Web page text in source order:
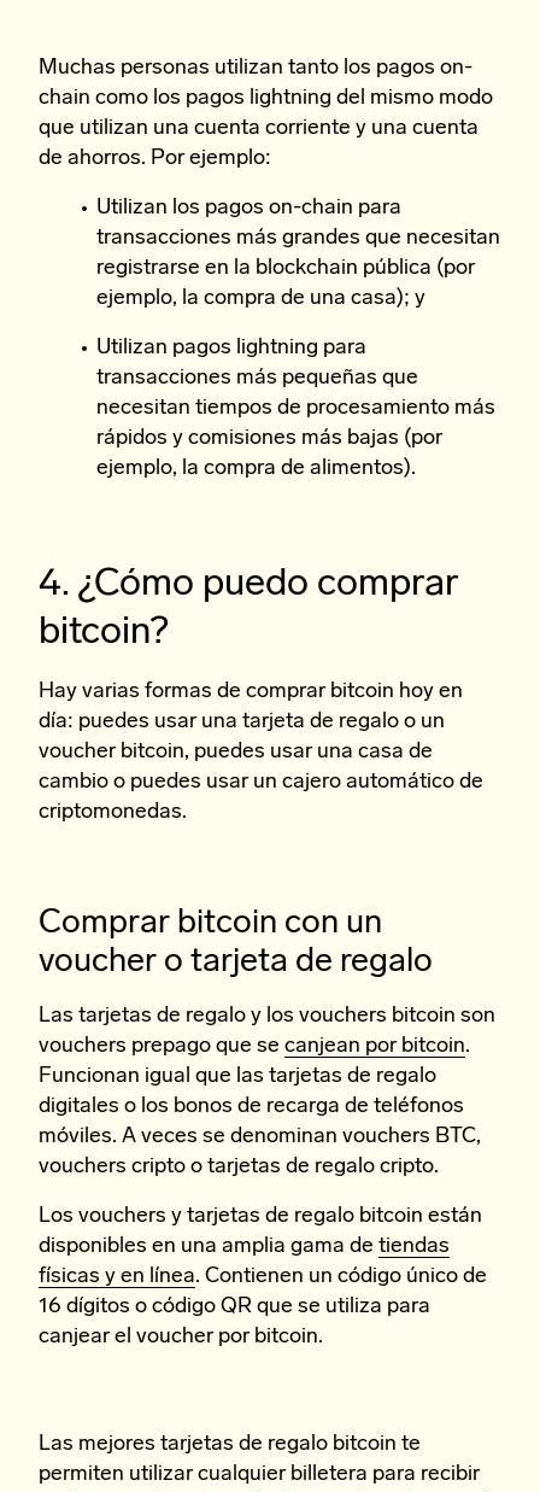
Muchas personas utilizan tanto los pagos on-
chain como los pagos lightning del mismo modo
que utilizan una cuenta corriente y una cuenta
de ahorros. Por ejemplo:
Utilizan los pagos on-chain para
transacciones más grandes que necesitan
registrarse en la blockchain pública (por
ejemplo, la compra de una casa); y
Utilizan pagos lightning para
transacciones más pequeñas que
necesitan tiempos de procesamiento más
rápidos y comisiones más bajas (por
ejemplo, la compra de alimentos).
4. ¿Cómo puedo comprar
bitcoin?
Hay varias formas de comprar bitcoin hoy en
día: puedes usar una tarjeta de regalo o un
voucher bitcoin, puedes usar una casa de
cambio o puedes usar un cajero automático de
criptomonedas.
Comprar bitcoin con un
voucher o tarjeta de regalo
Las tarjetas de regalo y los vouchers bitcoin son
vouchers prepago que se canjean por bitcoin.
Funcionan igual que las tarjetas de regalo
digitales o los bonos de recarga de teléfonos
móviles. A veces se denominan vouchers BTC,
vouchers cripto o tarjetas de regalo cripto.
Los vouchers y tarjetas de regalo bitcoin están
disponibles en una amplia gama de tiendas
físicas y en línea. Contienen un código único de
16 dígitos o código QR que se utiliza para
canjear el voucher por bitcoin.
Las mejores tarjetas de regalo bitcoin te
permiten utilizar cualquier billetera para recibir